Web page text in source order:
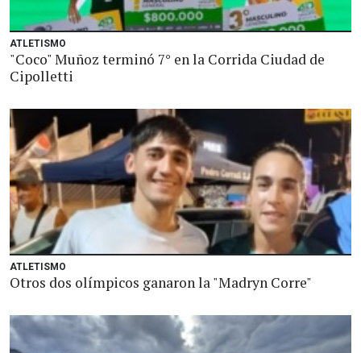
ATLETISMO
"Coco" Muñoz terminó 7° en la Corrida Ciudad de
Cipolletti
ATLETISMO
Otros dos olímpicos ganaron la "Madryn Corre"